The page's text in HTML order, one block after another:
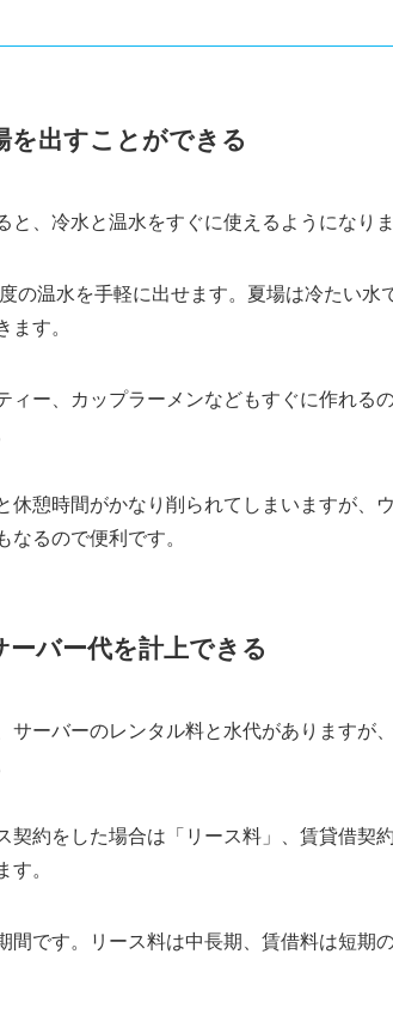
を出すことができる
と、冷水と温水をすぐに使えるようになり
の温水を手軽に出せます。夏場は冷たい水
ます。
ィー、カップラーメンなどもすぐに作れる
休憩時間がかなり削られてしまいますが、
るので便利です。
バー代を計上できる
サーバーのレンタル料と水代がありますが
契約をした場合は「リース料」、賃貸借契
す。
間です。リース料は中長期、賃借料は短期